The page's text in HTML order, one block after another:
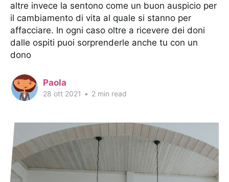
altre invece la sentono come un buon auspicio per
il cambiamento di vita al quale si stanno per
affacciare. In ogni caso oltre a ricevere dei doni
dalle ospiti puoi sorprenderle anche tu con un
dono
Paola
28 ott 2021 • 2 min read